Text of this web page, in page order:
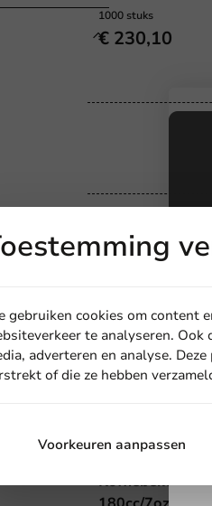
1000 stuks
€ 230,10
Koffiebekers
gebruiken cookies om content
te analyseren.
adverteren en analyse.
of die ze hebben
Voorkeuren aanpassen